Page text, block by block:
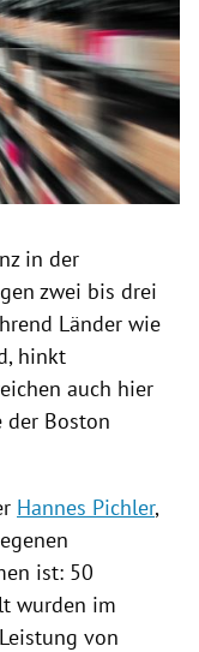
in der
zwei bis drei
Länder wie
hinkt
auch hier
der Boston
Hannes Pichler,
ist: 50
wurden im
von